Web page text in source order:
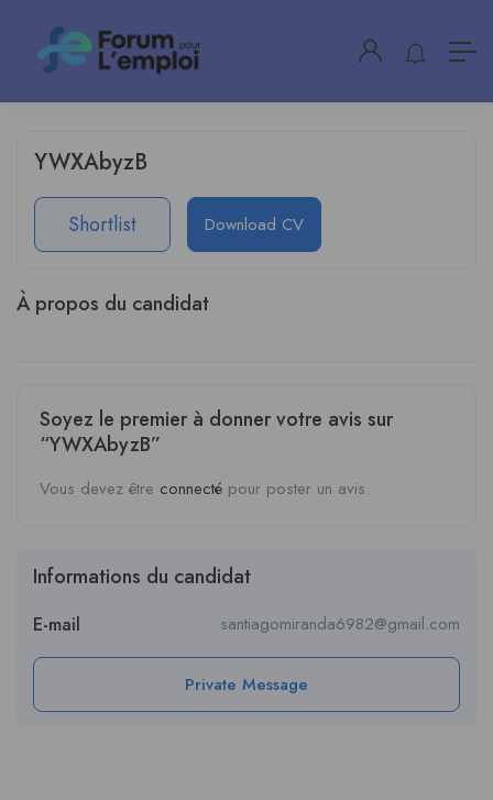
YWXAbyzB
Shortlist Download CV
À propos du candidat
Soyez le premier à donner votre avis sur
“YWXAbyzB”
Vous devez être connecté pour poster un avis.
Informations du candidat
E-mail santiagomiranda6982@gmail.com
Private Message